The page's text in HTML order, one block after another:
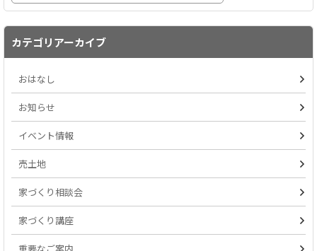
カテゴリアーカイブ
おはなし
お知らせ
イベント情報
売土地
家づくり相談会
家づくり講座